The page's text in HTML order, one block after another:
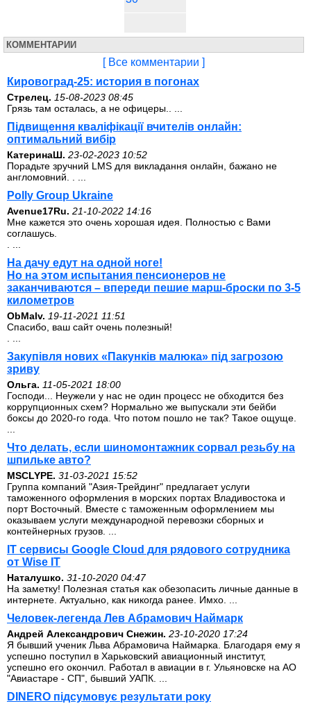
КОММЕНТАРИИ
[ Все комментарии ]
Кировоград-25: история в погонах
Стрелец. 15-08-2023 08:45
Грязь там осталась, а не офицеры.. ...
Підвищення кваліфікації вчителів онлайн:
оптимальний вибір
КатеринаШ. 23-02-2023 10:52
Порадьте зручний LMS для викладання онлайн, бажано не
англомовний. . ...
Polly Group Ukraine
Avenue17Ru. 21-10-2022 14:16
Мне кажется это очень хорошая идея. Полностью с Вами
соглашусь.
На дачу едут на одной ноге!
Но на этом испытания пенсионеров не
заканчиваются – впереди пешие марш-броски по 3-5
километров
ОbMalv. 19-11-2021 11:51
Спасибо, ваш сайт очень полезный!
Закупівля нових «Пакунків малюка» під загрозою
зриву
Ольга. 11-05-2021 18:00
Господи... Неужели у нас не один процесс не обходится без
коррупционных схем? Нормально же выпускали эти бейби
боксы до 2020-го года. Что потом пошло не так? Такое ощуще.
Что делать, если шиномонтажник сорвал резьбу на
шпильке авто?
MSCLYPE. 31-03-2021 15:52
Группа компаний "Азия-Трейдинг" предлагает услуги
таможенного оформления в морских портах Владивостока и
порт Восточный. Вместе с таможенным оформлением мы
оказываем услуги международной перевозки сборных и
контейнерных грузов. ...
IT сервисы Google Cloud для рядового сотрудника
от Wise IT
Наталушко. 31-10-2020 04:47
На заметку! Полезная статья как обезопасить личные данные в
интернете. Актуально, как никогда ранее. Имхо. ...
Человек-легенда Лев Абрамович Наймарк
Андрей Александрович Снежин. 23-10-2020 17:24
Я бывший ученик Льва Абрамовича Наймарка. Благодаря ему я
успешно поступил в Харьковский авиационный институт,
успешно его окончил. Работал в авиации в г. Ульяновске на АО
"Авиастаре - СП", бывший УАПК. ...
DINERO підсумовує результати року